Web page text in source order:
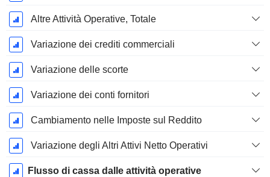
Altre Attività Operative, Totale
Variazione dei crediti commerciali
Variazione delle scorte
Variazione dei conti fornitori
Cambiamento nelle Imposte sul Reddito
Variazione degli Altri Attivi Netto Operativi
Flusso di cassa dalle attività operative